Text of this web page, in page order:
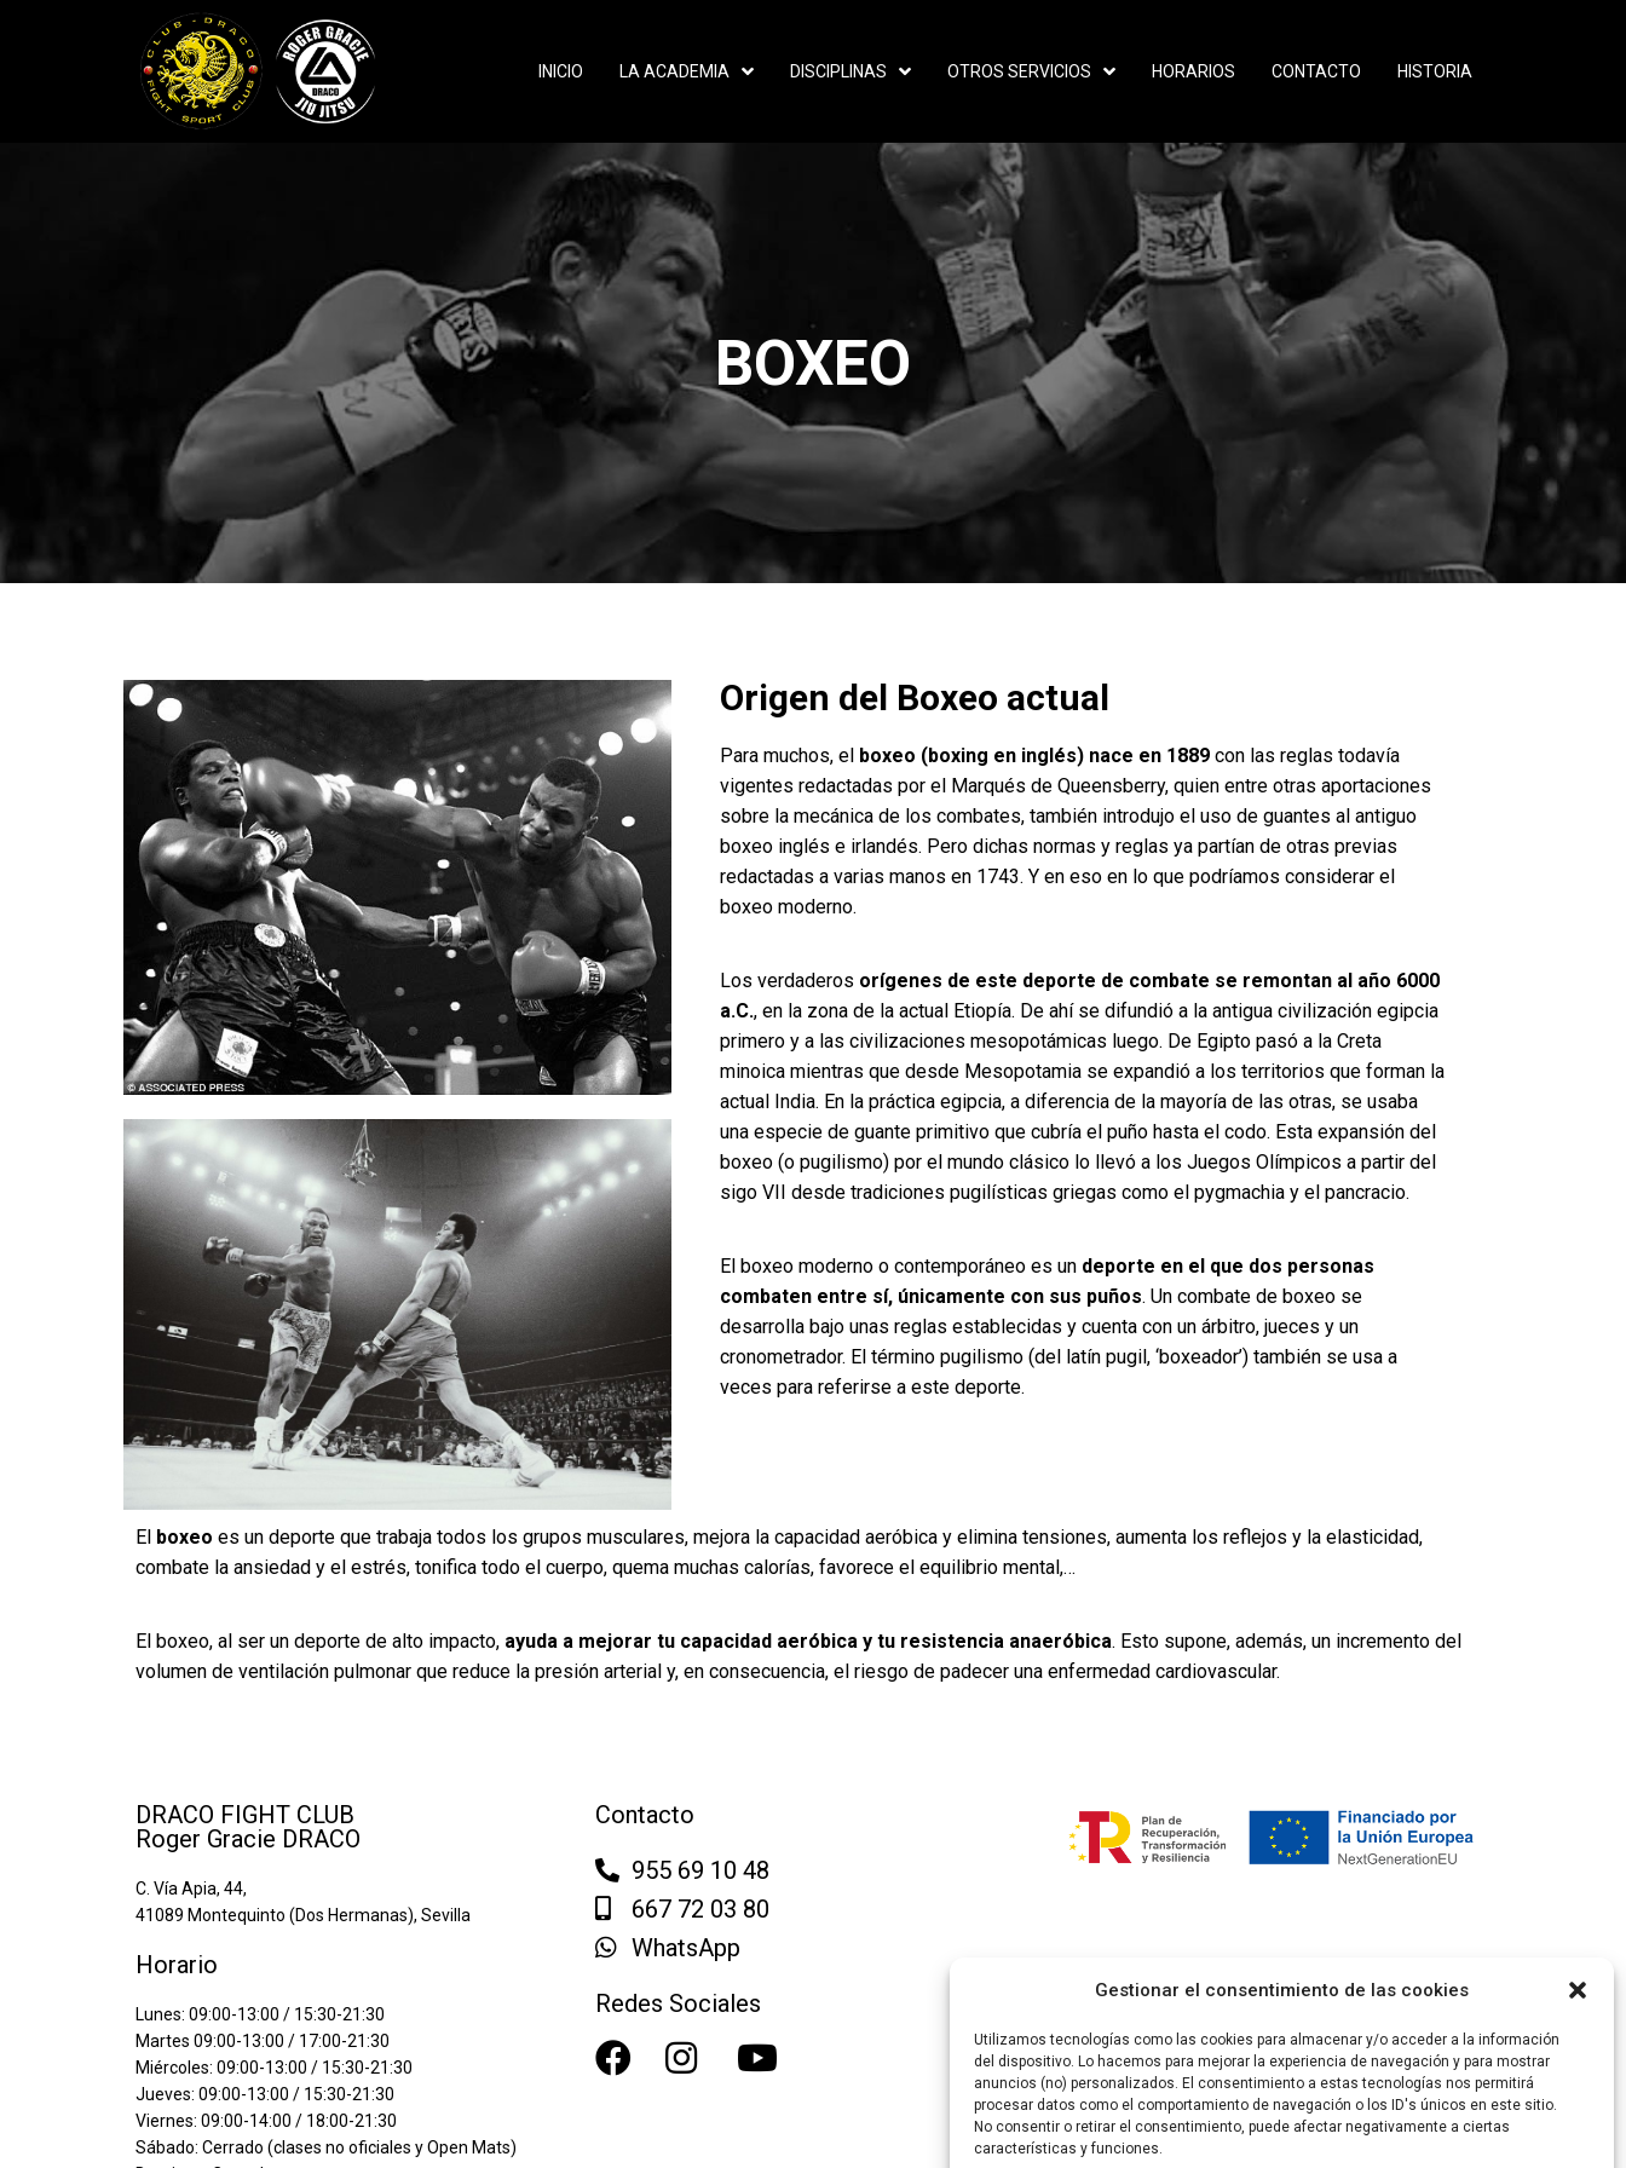
Gestionar el consentimiento de las cookies
Utilizamos tecnologías como las cookies para almacenar y/o acceder a la información
del dispositivo. Lo hacemos para mejorar la experiencia de navegación y para mostrar
anuncios (no) personalizados. El consentimiento a estas tecnologías nos permitirá
procesar datos como el comportamiento de navegación o los ID's únicos en este sitio.
No consentir o retirar el consentimiento, puede afectar negativamente a ciertas
características y funciones.
INICIO LA ACADEMIA DISCIPLINAS OTROS SERVICIOS HORARIOS CONTACTO HISTORIA
BOXEO
Origen del Boxeo actual
Para muchos, el boxeo (boxing en inglés) nace en 1889 con las reglas todavía
vigentes redactadas por el Marqués de Queensberry, quien entre otras aportaciones
sobre la mecánica de los combates, también introdujo el uso de guantes al antiguo
boxeo inglés e irlandés. Pero dichas normas y reglas ya partían de otras previas
redactadas a varias manos en 1743. Y en eso en lo que podríamos considerar el
boxeo moderno.
Los verdaderos orígenes de este deporte de combate se remontan al año 6000
a.C., en la zona de la actual Etiopía. De ahí se difundió a la antigua civilización egipcia
primero y a las civilizaciones mesopotámicas luego. De Egipto pasó a la Creta
minoica mientras que desde Mesopotamia se expandió a los territorios que forman la
actual India. En la práctica egipcia, a diferencia de la mayoría de las otras, se usaba
una especie de guante primitivo que cubría el puño hasta el codo. Esta expansión del
boxeo (o pugilismo) por el mundo clásico lo llevó a los Juegos Olímpicos a partir del
sigo VII desde tradiciones pugilísticas griegas como el pygmachia y el pancracio.
El boxeo moderno o contemporáneo es un deporte en el que dos personas
combaten entre sí, únicamente con sus puños. Un combate de boxeo se
desarrolla bajo unas reglas establecidas y cuenta con un árbitro, jueces y un
cronometrador. El término pugilismo (del latín pugil, ‘boxeador’) también se usa a
veces para referirse a este deporte.
El boxeo es un deporte que trabaja todos los grupos musculares, mejora la capacidad aeróbica y elimina tensiones, aumenta los reflejos y la elasticidad,
combate la ansiedad y el estrés, tonifica todo el cuerpo, quema muchas calorías, favorece el equilibrio mental,…
El boxeo, al ser un deporte de alto impacto, ayuda a mejorar tu capacidad aeróbica y tu resistencia anaeróbica. Esto supone, además, un incremento del
volumen de ventilación pulmonar que reduce la presión arterial y, en consecuencia, el riesgo de padecer una enfermedad cardiovascular.
DRACO FIGHT CLUB
Roger Gracie DRACO
C. Vía Apia, 44,
41089 Montequinto (Dos Hermanas), Sevilla
Horario
Lunes: 09:00-13:00 / 15:30-21:30
Martes 09:00-13:00 / 17:00-21:30
Miércoles: 09:00-13:00 / 15:30-21:30
Jueves: 09:00-13:00 / 15:30-21:30
Viernes: 09:00-14:00 / 18:00-21:30
Sábado: Cerrado (clases no oficiales y Open Mats)
Contacto
955 69 10 48
667 72 03 80
WhatsApp
Redes Sociales